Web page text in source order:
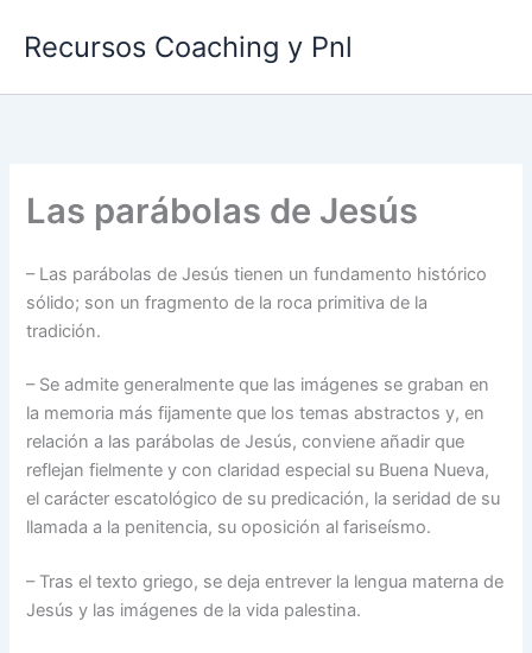
Recursos Coaching y Pnl
Las parábolas de Jesús
– Las parábolas de Jesús tienen un fundamento histórico
sólido; son un fragmento de la roca primitiva de la
tradición.
– Se admite generalmente que las imágenes se graban en
la memoria más fijamente que los temas abstractos y, en
relación a las parábolas de Jesús, conviene añadir que
reflejan fielmente y con claridad especial su Buena Nueva,
el carácter escatológico de su predicación, la seridad de su
llamada a la penitencia, su oposición al fariseísmo.
– Tras el texto griego, se deja entrever la lengua materna de
Jesús y las imágenes de la vida palestina.